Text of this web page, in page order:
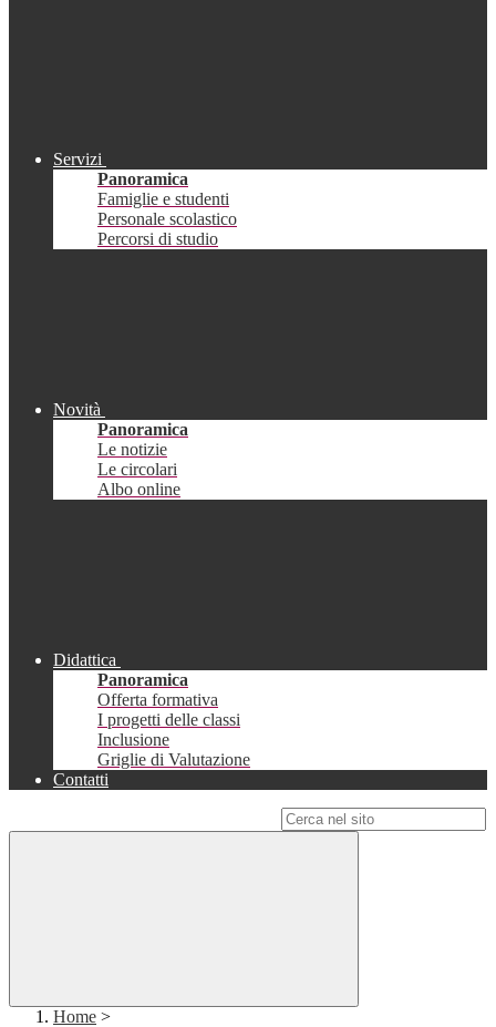
Servizi
Panoramica
Famiglie e studenti
Personale scolastico
Percorsi di studio
Novità
Panoramica
Le notizie
Le circolari
Albo online
Didattica
Panoramica
Offerta formativa
I progetti delle classi
Inclusione
Griglie di Valutazione
Contatti
Home >